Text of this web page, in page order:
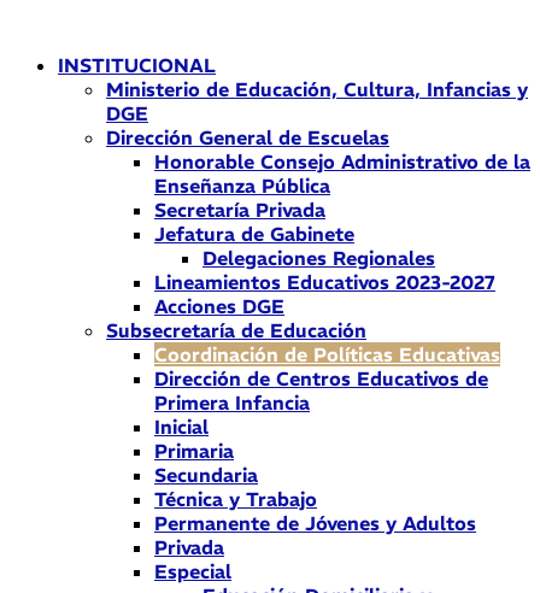
contenidoINSTITUCIONAL
Ministerio de Educación, Cultura, Infancias y
DGE
Dirección General de Escuelas
Honorable Consejo Administrativo de la
Enseñanza Pública
Secretaría Privada
Jefatura de Gabinete
Delegaciones Regionales
Lineamientos Educativos 2023-2027
Acciones DGE
Subsecretaría de Educación
Coordinación de Políticas Educativas
Dirección de Centros Educativos de
Primera Infancia
Inicial
Primaria
Secundaria
Técnica y Trabajo
Permanente de Jóvenes y Adultos
Privada
Especial